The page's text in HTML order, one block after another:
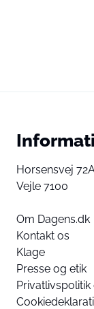
Horsensvej
Vejle 7100
Om Dagens.dk
Kontakt os
Klage
Presse og etik